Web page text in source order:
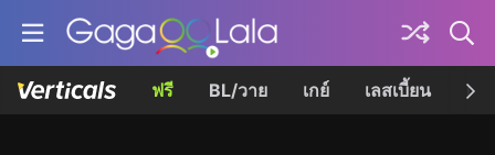
ฟรี BL/วาย เกย์ เลสเบี้ยน เค